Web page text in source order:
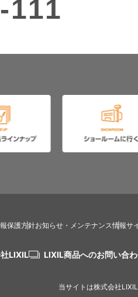
111
保護方針お知らせ・メンテナンス情報サ
LIXIL LIXIL商品へのお問い合
当サイトは株式会社